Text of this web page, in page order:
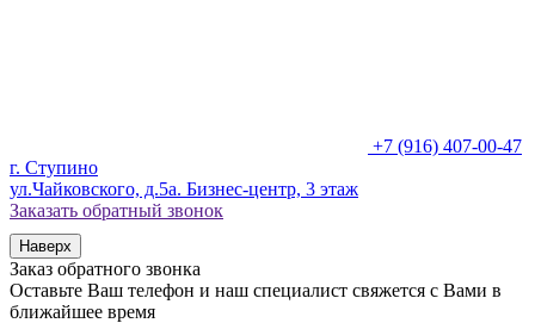
+7 (916) 407-00-47
г. Ступино
ул.Чайковского, д.5а. Бизнес-центр, 3 этаж
Заказать обратный звонок
Наверх
Заказ обратного звонка
Оставьте Ваш телефон и наш специалист свяжется с Вами в
ближайшее время